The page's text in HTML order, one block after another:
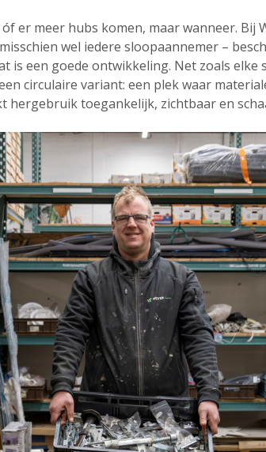
er meer hubs komen, maar wanneer. Bij
wel iedere sloopaannemer –
is een goede ontwikkeling. Net zoals
circulaire variant: een plek waar
hergebruik toegankelijk, zichtbaar en